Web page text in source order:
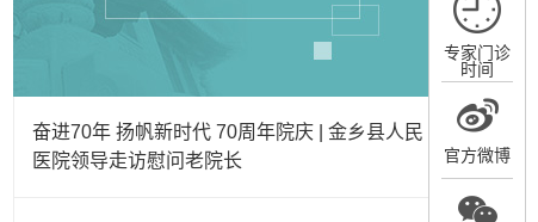
专家门诊
时间
官方微博
奋进70年 扬帆新时代 70周年院庆 | 金乡县人民
医院领导走访慰问老院长